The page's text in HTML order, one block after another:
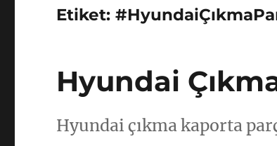
Etiket:
Hyundai
Hyundai çıkma kaporta